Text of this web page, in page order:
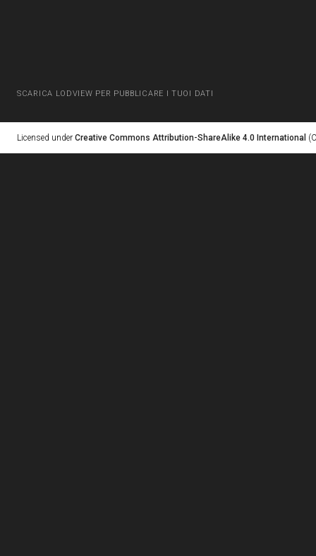
SCARICA LODVIEW PER PUBBLICARE I TUOI DATI
Licensed under Creative Commons Attribution-ShareAlike 4.0 International